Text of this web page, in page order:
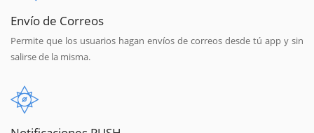
Envío de Correos
Permite que los usuarios hagan envíos de correos desde tú app y sin
salirse de la misma.